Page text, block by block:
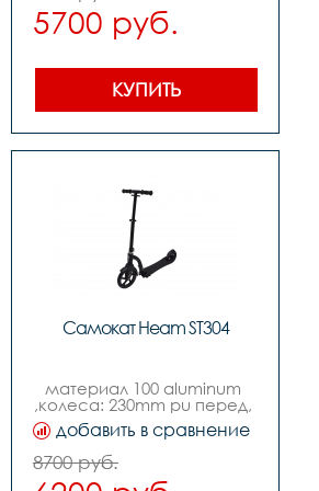
5700 руб.
КУПИТЬ
Самокат Heam ST304
материал 100 aluminum
,колеса: 230mm pu перед,
180 зад,нагрузка: 100kgs
,подшипники: abec-7
carbon steel
,вес: 4.95kgs
добавить в сравнение
8700 руб.